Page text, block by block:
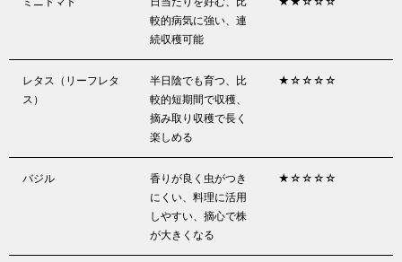
較的病気に強い、連
続収穫可能
レタス（リーフレタ
ス）
半日陰でも育つ、比
較的短期間で収穫、
摘み取り収穫で長く
楽しめる
★☆☆☆☆
バジル
香りが良く虫がつき
にくい、料理に活用
しやすい、摘心で株
が大きくなる
★☆☆☆☆